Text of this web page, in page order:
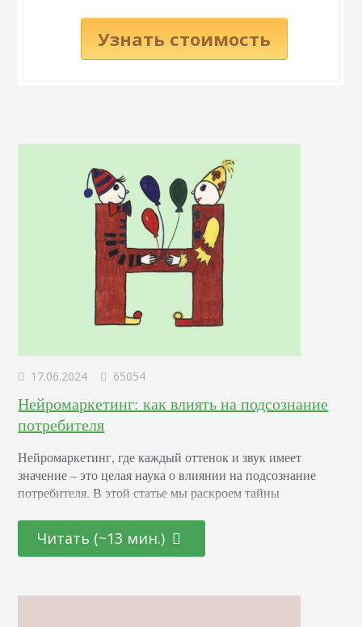
Узнать стоимость
17.06.2024 65054
Нейромаркетинг: как влиять на подсознание
потребителя
Нейромаркетинг, где каждый оттенок и звук имеет
значение – это целая наука о влиянии на подсознание
потребителя. В этой статье мы раскроем тайны
последних достижениях в области психологии и
нейронаук. От подбора цветовой палитры до создания
человеческого сознания для повышения интереса и
Читать (~13 мин.)